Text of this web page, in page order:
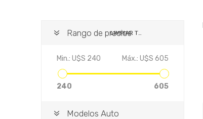
LIMPIAR TODO
Rango de precios
Min.: U$S 240 Máx.: U$S 605
240 605
Modelos Auto